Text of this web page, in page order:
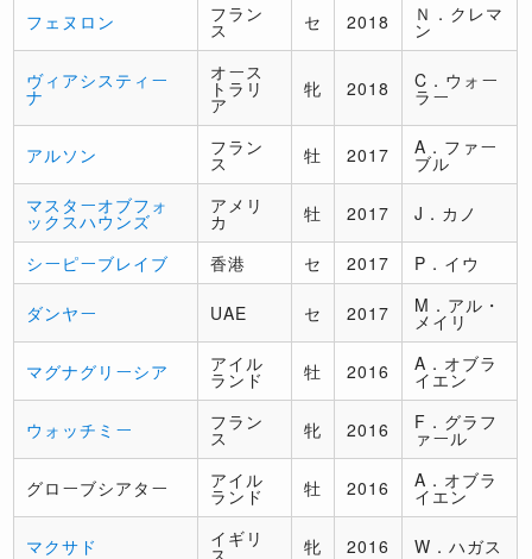
フェヌロン フラン
ス セ 2018 Ｎ．クレマ
ン
ヴィアシスティー
ナ
オース
トラリ
ア
牝 2018 C．ウォー
ラー
アルソン フラン
ス 牡 2017 A．ファー
ブル
マスターオブフォ
ックスハウンズ
アメリ
カ 牡 2017 J．カノ
シーピーブレイブ 香港 セ 2017 P．イウ
ダンヤー UAE セ 2017 M．アル・
メイリ
マグナグリーシア アイル
ランド 牡 2016 A．オブラ
イエン
ウォッチミー フラン
ス 牝 2016 F．グラフ
ァール
グローブシアター アイル
ランド 牡 2016 A．オブラ
イエン
マクサド イギリ
ス 牝 2016 W．ハガス